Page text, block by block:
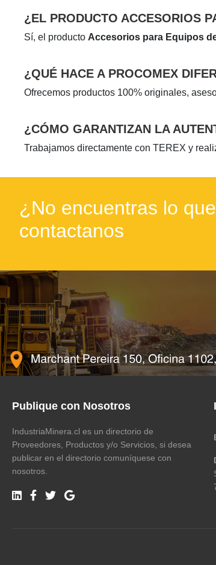
¿EL PRODUCTO ACCESORIOS
Sí, el producto Accesorios para Equipos
¿QUÉ HACE A PROCOMEX
Ofrecemos productos 100% originales,
¿CÓMO GARANTIZAN LA
Trabajamos directamente con TEREX y
¿No encuentras lo
contactanos
Publique con Nosotros
IndustriaMinera.cl es un directorio de
Proveedores, Productos y/o Servicios, si desea
publicar en el directorio comuníquese con
nosotros.